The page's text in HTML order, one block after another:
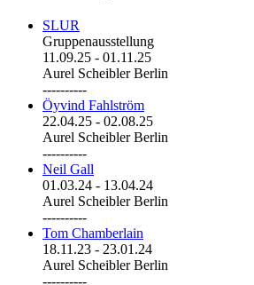
SLUR
Gruppenausstellung
11.09.25 - 01.11.25
Aurel Scheibler Berlin
----------
Öyvind Fahlström
22.04.25 - 02.08.25
Aurel Scheibler Berlin
----------
Neil Gall
01.03.24 - 13.04.24
Aurel Scheibler Berlin
----------
Tom Chamberlain
18.11.23 - 23.01.24
Aurel Scheibler Berlin
----------